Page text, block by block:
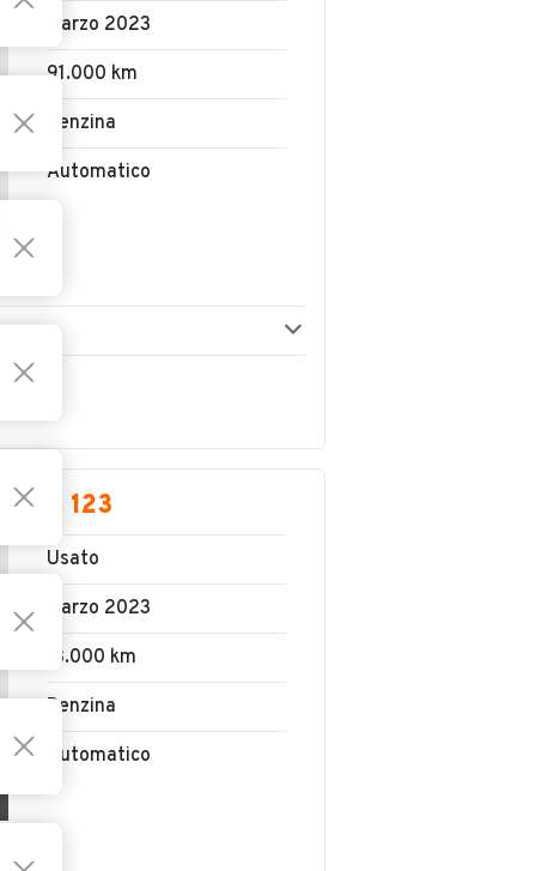
Marzo 2023
91.000 km
Benzina
Automatico
€ 123
Usato
Marzo 2023
13.000 km
Benzina
Automatico